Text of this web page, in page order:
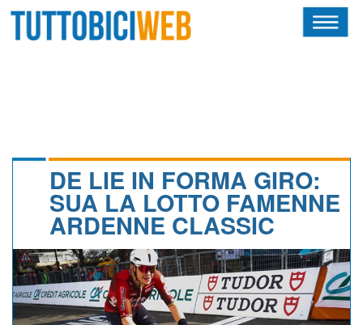
CALENDARIO
ALBI D'ORO
DE LIE IN FORMA GIRO:
SUA LA LOTTO FAMENNE
ARDENNE CLASSIC